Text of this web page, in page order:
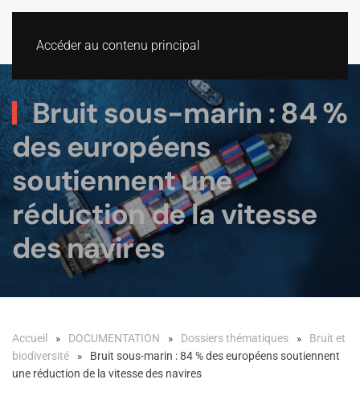
Accéder au contenu principal
Bruit sous-marin : 84 %
des européens
soutiennent une
réduction de la vitesse
des navires
Accueil DOCUMENTATION Dossiers thématiques
Bruit et
biodiversité
Bruit sous-marin : 84 % des européens soutiennent
une réduction de la vitesse des navires